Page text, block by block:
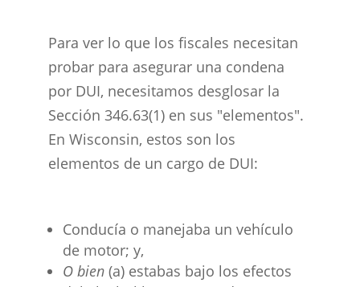
Para ver lo que los fiscales necesitan
probar para asegurar una condena
por DUI, necesitamos desglosar la
Sección 346.63(1) en sus "elementos".
En Wisconsin, estos son los
elementos de un cargo de DUI:
Conducía o manejaba un vehículo
de motor; y,
O bien (a) estabas bajo los efectos